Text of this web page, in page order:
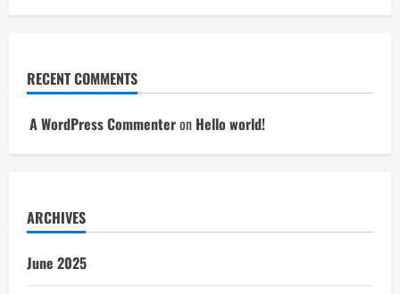
RECENT COMMENTS
A WordPress Commenteron Hello world!
ARCHIVES
June 2025